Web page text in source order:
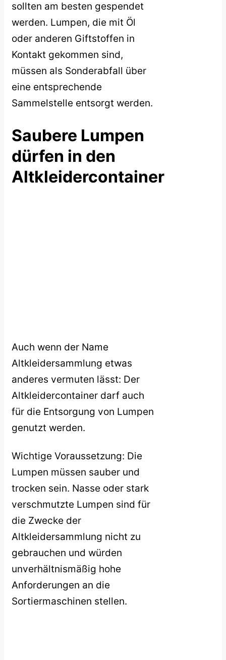
sollten am besten gespendet
werden. Lumpen, die mit Öl
oder anderen Giftstoffen in
Kontakt gekommen sind,
müssen als Sonderabfall über
eine entsprechende
Sammelstelle entsorgt werden.
Saubere Lumpen
dürfen in den
Altkleidercontainer
Auch wenn der Name
Altkleidersammlung etwas
anderes vermuten lässt: Der
Altkleidercontainer darf auch
für die Entsorgung von Lumpen
genutzt werden.
Wichtige Voraussetzung: Die
Lumpen müssen sauber und
trocken sein. Nasse oder stark
verschmutzte Lumpen sind für
die Zwecke der
Altkleidersammlung nicht zu
gebrauchen und würden
unverhältnismäßig hohe
Anforderungen an die
Sortiermaschinen stellen.